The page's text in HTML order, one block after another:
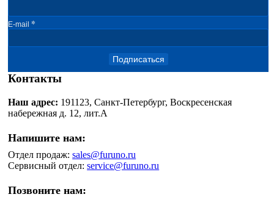
E-mail *
Подписаться
Контакты
Наш адрес: 191123, Санкт-Петербург, Воскресенская
набережная д. 12, лит.А
Напишите нам:
Отдел продаж:sales@furuno.ru
Сервисный отдел:service@furuno.ru
Позвоните нам: